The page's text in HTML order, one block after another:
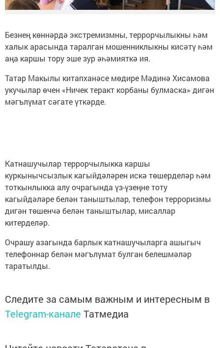
Безнең көннәрдә экстремизмны, террорчылыкны һәм
халык арасында таралган мошенниклыкны кисәтү һәм
аңа каршы тору эше зур әһәмияткә ия.
Татар Макылы китапханәсе мөдире Мәдинә Хисамова
укучылар өчен «Ничек теракт корбаны булмаска» дигән
мәгълүмат сәгате үткәрде.
Катнашучылар террорчылыкка каршы
куркынычсызлык кагыйдәләрен искә төшерделәр һәм
тоткынлыкка алу очрагында үз-үзеңне тоту
кагыйдәләре белән таныштылар, телефон терроризмы
дигән төшенчә белән таныштылар, мисаллар
китерделәр.
Очрашу азагында барлык катнашучыларга ашыгыч
телефоннар белән мәгълүмат булган белешмәләр
таратылды.
Следите за самым важным и интересным в
Telegram-канале Татмедиа